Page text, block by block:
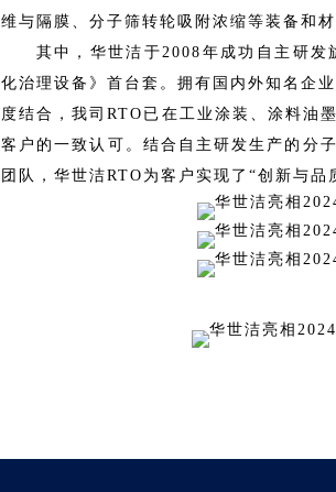
维与隔膜、分子筛转轮吸附浓缩等装备和
其中，华世洁于2008年成功自主研
化治理设备》首台套。拥有国内外知名企
度结合，我司RTO已在工业涂装、涂料油
客户的一致认可。结合自主研发生产的分
团队，华世洁RTO为客户实现了“创新与品